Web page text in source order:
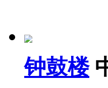
钟鼓楼